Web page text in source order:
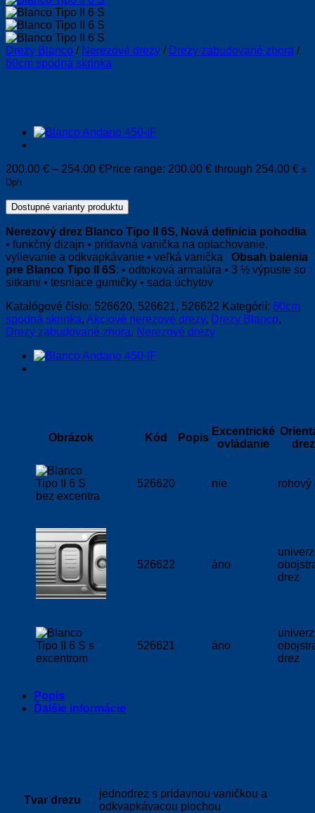
Drezy Blanco / Nerezové drezy / Drezy zabudované zhora /
60cm spodná skrinka
200.00 € – 254.00 €Price range: 200.00 € through 254.00 € s
Dph
Dostupné varianty produktu
Nerezový drez Blanco Tipo II 6S, Nová definícia pohodlia
• funkčný dizajn • prídavná vanička na oplachovanie,
vylievanie a odkvapkávanie • veľká vanička Obsah balenia
pre Blanco Tipo II 6S: • odtoková armatúra • 3 ½ výpuste so
sitkami • tesniace gumičky • sada úchytov
Katalógové číslo: 526620, 526621, 526622 Kategórií: 60cm
spodná skrinka, Akciové nerezové drezy, Drezy Blanco,
Drezy zabudované zhora, Nerezové drezy
Obrázok Kód Popis
Excentrické
ovládanie
526620 nie rohový
526622 áno
drez
526621 áno
drez
Popis
Ďalšie informácie
Tvar drezu
jednodrez s prídavnou vaničkou a
odkvapkávacou plochou